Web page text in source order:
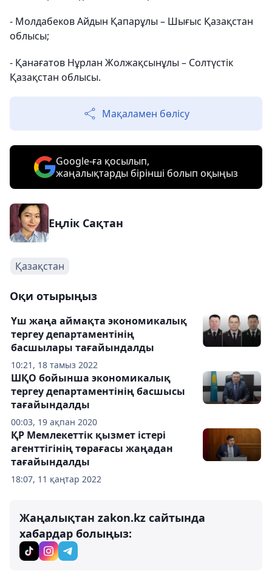
- Молдабеков Айдын Қапарұлы – Шығыс Қазақстан
облысы;
- Қанағатов Нұрлан Жолжақсынұлы – Солтүстік
Қазақстан облысы.
Мақаламен бөлісу
Google-ға қосылып,
жаңалықтарды бірінші болып оқыңыз
Еңлік Сақтан
Қазақстан
Оқи отырыңыз
10:21, 18 тамыз 2022
Үш жаңа аймақта экономикалық
тергеу департаментінің
басшылары тағайындалды
00:03, 19 ақпан 2020
ШҚО бойынша экономикалық
тергеу департаментінің басшысы
тағайындалды
18:07, 11 қаңтар 2022
ҚР Мемлекеттік қызмет істері
агенттігінің төрағасы жаңадан
тағайындалды
Жаңалықтан zakon.kz сайтында
хабардар болыңыз: